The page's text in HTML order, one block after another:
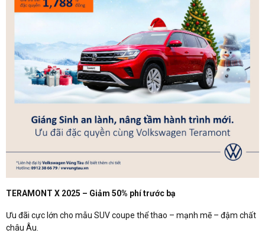
TERAMONT X 2025 – Giảm 50% phí trước bạ
Ưu đãi cực lớn cho mẫu SUV coupe thể thao – mạnh mẽ – đậm chất
châu Âu.